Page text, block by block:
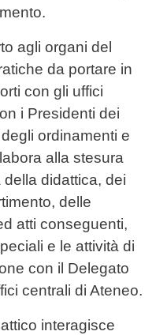
agli organi del
da portare in
con gli uffici
i Presidenti dei
ordinamenti e
alla stesura
didattica, dei
delle
atti conseguenti,
e le attività di
con il Delegato
centrali di Ateneo.
interagisce